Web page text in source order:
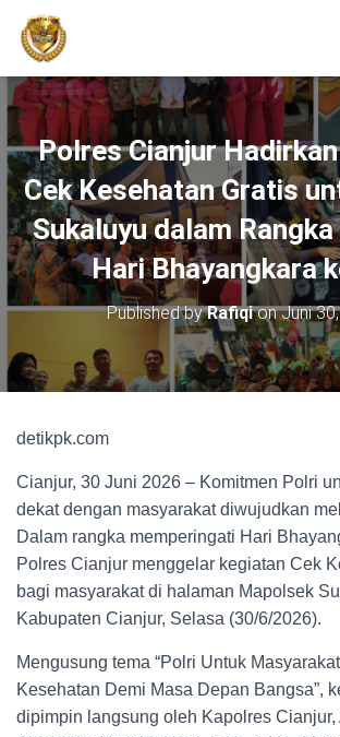
Polres Cianjur
Cek Kesehatan Gratis
Sukaluyu dalam
Hari Bhayangkara
Published byRafiqionJuni
detikpk.com
Cianjur, 30 Juni 2026 – Komitmen Polri
dekat dengan masyarakat diwujudkan
Dalam rangka memperingati Hari
Polres Cianjur menggelar kegiatan Cek
bagi masyarakat di halaman Mapolsek
Kabupaten Cianjur, Selasa (30/6/2026).
Mengusung tema “Polri Untuk
Kesehatan Demi Masa Depan Bangsa”,
dipimpin langsung oleh Kapolres Cianjur,